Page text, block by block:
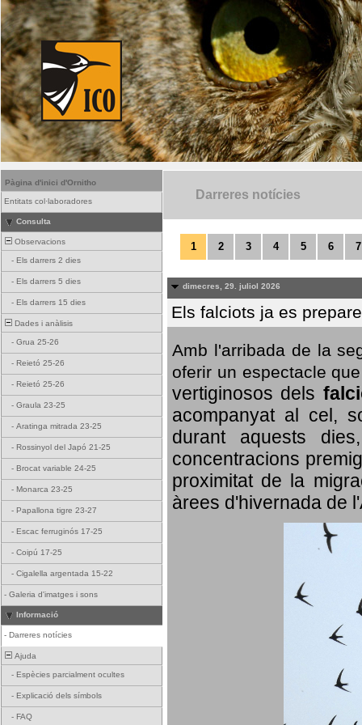
Pàgina d'inici d'Ornitho
Entitats col·laboradores
Consulta
Observacions
- Els darrers 2 dies
- Els darrers 5 dies
- Els darrers 15 dies
Dades i anàlisis
- Grua 25-26
- Reietó 25-26
- Reietó 25-26
- Graula 23-25
- Aratinga mitrada 23-25
- Rossinyol del Japó 21-25
- Brocat variable 24-25
- Monarca 23-25
- Papallona tigre 23-27
- Escac ferruginós 17-25
- Coipú 17-25
- Cigalella argentada 15-22
- Galeria d'imatges i sons
Informació
- Darreres notícies
Ajuda
- Espècies parcialment ocultes
- Explicació dels símbols
- FAQ
Darreres notícies
1 2 3 4 5 6 7
dimecres, 29. juliol 2026
Els falciots ja es
Amb l'arribada de la
oferir un espectacle
vertiginosos dels
acompanyat al cel,
durant aquests
concentracions
proximitat de la
àrees d'hivernada de